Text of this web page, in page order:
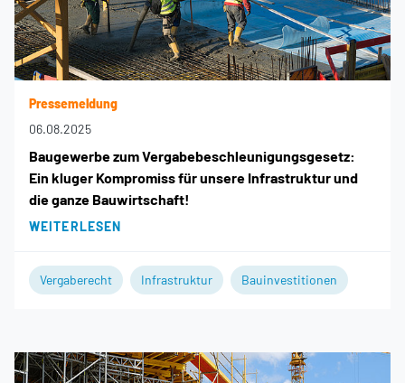
Pressemeldung
06.08.2025
Baugewerbe zum Vergabebeschleunigungsgesetz:
Ein kluger Kompromiss für unsere Infrastruktur und
die ganze Bauwirtschaft!
WEITERLESEN
Vergaberecht Infrastruktur Bauinvestitionen